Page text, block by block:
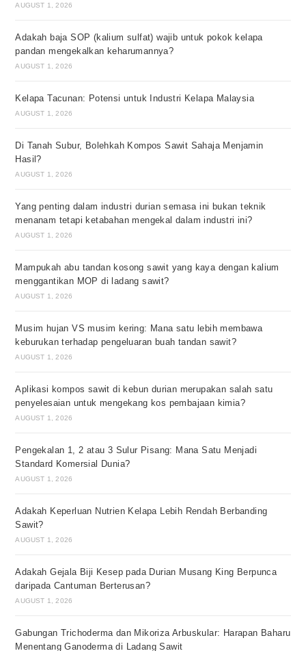
AUGUST 1, 2026
Adakah baja SOP (kalium sulfat) wajib untuk pokok kelapa
pandan mengekalkan keharumannya?
AUGUST 1, 2026
Kelapa Tacunan: Potensi untuk Industri Kelapa Malaysia
AUGUST 1, 2026
Di Tanah Subur, Bolehkah Kompos Sawit Sahaja Menjamin
Hasil?
AUGUST 1, 2026
Yang penting dalam industri durian semasa ini bukan teknik
menanam tetapi ketabahan mengekal dalam industri ini?
AUGUST 1, 2026
Mampukah abu tandan kosong sawit yang kaya dengan kalium
menggantikan MOP di ladang sawit?
AUGUST 1, 2026
Musim hujan VS musim kering: Mana satu lebih membawa
keburukan terhadap pengeluaran buah tandan sawit?
AUGUST 1, 2026
Aplikasi kompos sawit di kebun durian merupakan salah satu
penyelesaian untuk mengekang kos pembajaan kimia?
AUGUST 1, 2026
Pengekalan 1, 2 atau 3 Sulur Pisang: Mana Satu Menjadi
Standard Komersial Dunia?
AUGUST 1, 2026
Adakah Keperluan Nutrien Kelapa Lebih Rendah Berbanding
Sawit?
AUGUST 1, 2026
Adakah Gejala Biji Kesep pada Durian Musang King Berpunca
daripada Cantuman Berterusan?
AUGUST 1, 2026
Gabungan Trichoderma dan Mikoriza Arbuskular: Harapan Baharu
Menentang Ganoderma di Ladang Sawit